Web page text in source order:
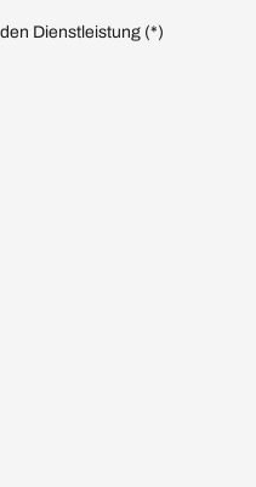
Dienstleistung (*)